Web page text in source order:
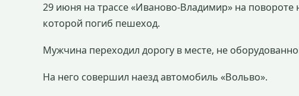
29 июня на трассе «Иваново-Владимир» на
которой погиб пешеход.
Мужчина переходил дорогу в месте, не
На него совершил наезд автомобиль «Вольво».